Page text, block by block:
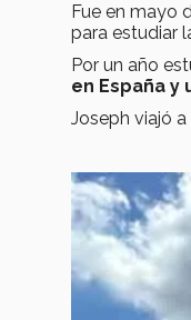
Fue en mayo
para estudiar
Por un año
en España y
Joseph viajó